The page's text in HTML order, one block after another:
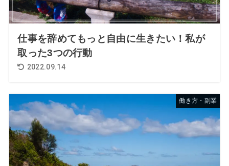
仕事を辞めてもっと自由に生きたい！私が
取った3つの行動
2022.09.14
働き方・副業